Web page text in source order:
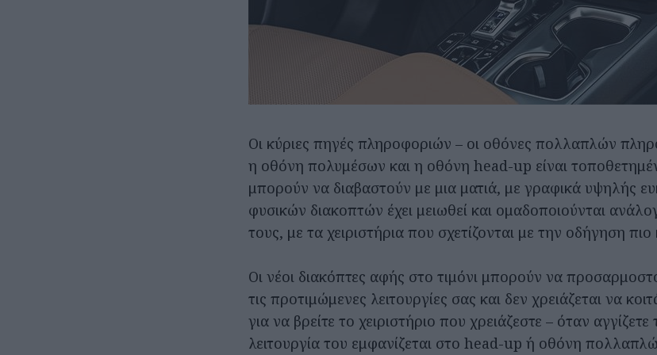
Οι κύριες πηγές πληροφοριών – οι οθόνες πολλαπλών
η οθόνη πολυμέσων και η οθόνη head-up είναι
μπορούν να διαβαστούν με μια ματιά, με γραφικά υψηλής
φυσικών διακοπτών έχει μειωθεί και ομαδοποιούνται
τους, με τα χειριστήρια που σχετίζονται με την οδήγηση πιο
Οι νέοι διακόπτες αφής στο τιμόνι μπορούν να
τις προτιμώμενες λειτουργίες σας και δεν χρειάζεται να
για να βρείτε το χειριστήριο που χρειάζεστε – όταν
λειτουργία του εμφανίζεται στο head-up ή οθόνη